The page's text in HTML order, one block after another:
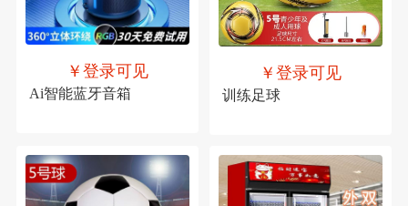
￥登录可见
Ai智能蓝牙音箱
￥登录可见
训练足球